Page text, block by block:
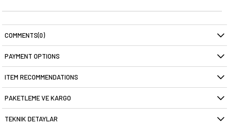
COMMENTS(0)
PAYMENT OPTIONS
ITEM RECOMMENDATIONS
PAKETLEME VE KARGO
TEKNIK DETAYLAR